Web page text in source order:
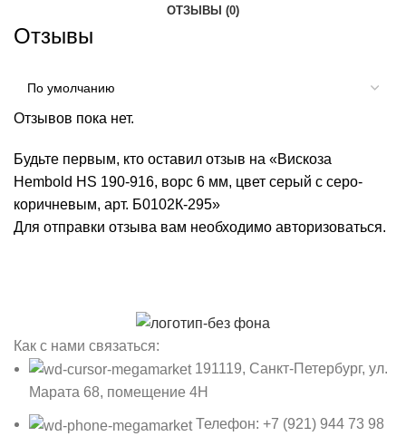
ОТЗЫВЫ (0)
Отзывы
Отзывов пока нет.
Будьте первым, кто оставил отзыв на «Вискоза
Hembold HS 190-916, ворс 6 мм, цвет серый с серо-
коричневым, арт. Б0102К-295»
Для отправки отзыва вам необходимо авторизоваться.
Как с нами связаться:
191119, Санкт-Петербург, ул.
Марата 68, помещение 4Н
Телефон: +7 (921) 944 73 98